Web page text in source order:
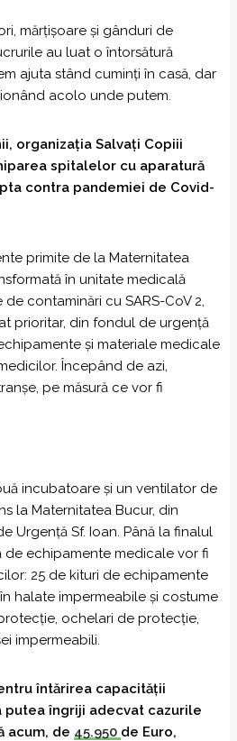
mărțișoare și gânduri de
au luat o întorsătură
ajuta stând cuminți în casă, dar
acolo unde putem.
organizația Salvați Copiii
spitalelor cu aparatură
contra pandemiei de Covid-
primite de la Maternitatea
în unitate medicală
contaminări cu SARS-CoV 2,
prioritar, din fondul de urgență
și materiale medicale
Începând de azi,
pe măsură ce vor fi
incubatoare și un ventilator de
la Maternitatea Bucur, din
Urgență Sf. Ioan. Până la finalul
de echipamente medicale vor fi
25 de kituri de echipamente
halate impermeabile și costume
ochelari de protecție,
impermeabili.
întărirea capacității
putea îngriji adecvat cazurile
acum, de 45.950 de Euro,